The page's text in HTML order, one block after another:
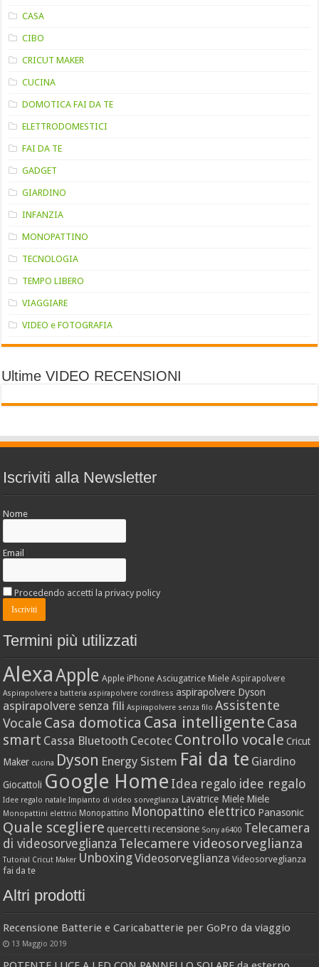
CASA
CIBO
CRICUT MAKER
CUCINA
DOMOTICA FAI DA TE
ELETTRODOMESTICI
FAI DA TE
GADGET
GIARDINO
INFANZIA
MONOPATTINO
TECNOLOGIA
TEMPO LIBERO
VIAGGIARE
VIDEO e FOTOGRAFIA
Ultime VIDEO RECENSIONI
Iscriviti alla Newsletter
Nome
Email
Procedendo accetti la privacy policy
Termini più utilizzati
AlexaApple Apple iPhone Asciugatrice Miele Aspirapolvere
Aspirapolvere a batteria aspirapolvere cordlress aspirapolvere Dyson
aspirapolvere senza fili Aspirapolvere senza filo Assistente
Vocale Casa domotica Casa intelligente Casa
smart Cassa Bluetooth Cecotec Controllo vocale Cricut
Maker cucina Dyson Energy Sistem Fai da te Giardino
Giocattoli Google Home Idea regalo idee regalo
Idee regalo natale Impianto di video sorveglianza Lavatrice Miele Miele
Monopattini elettrici Monopattino Monopattino elettrico Panasonic
Quale scegliere quercetti recensione Sony a6400 Telecamera
di videosorveglianza Telecamere videosorveglianza
Tutorial Cricut Maker UnboxingVideosorveglianza Videosorveglianza
fai da te
Altri prodotti
Recensione Batterie e Caricabatterie per GoPro da viaggio
13 Maggio 2019